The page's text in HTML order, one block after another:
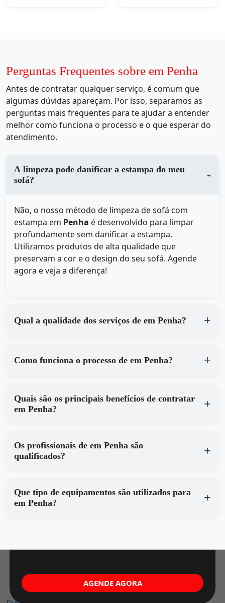
Perguntas Frequentes sobre em Penha
Antes de contratar qualquer serviço, é comum que
algumas dúvidas apareçam. Por isso, separamos as
perguntas mais frequentes para te ajudar a entender
melhor como funciona o processo e o que esperar do
atendimento.
A limpeza pode danificar a estampa do meu
sofá?
Não, o nosso método de limpeza de sofá com
estampa em Penha é desenvolvido para limpar
profundamente sem danificar a estampa.
Utilizamos produtos de alta qualidade que
preservam a cor e o design do seu sofá. Agende
agora e veja a diferença!
Qual a qualidade dos serviços de em Penha?
Como funciona o processo de em Penha?
Quais são os principais benefícios de contratar
em Penha?
Os profissionais de em Penha são
qualificados?
Que tipo de equipamentos são utilizados para
em Penha?
AGENDE AGORA